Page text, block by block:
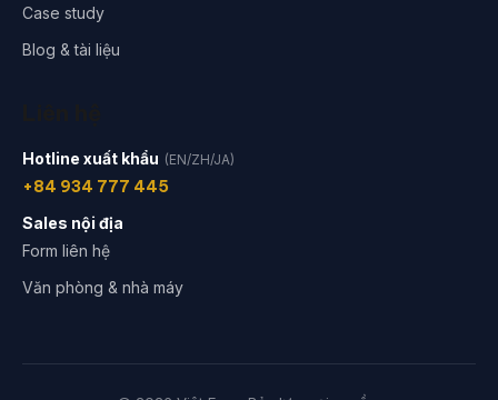
Case study
Blog & tài liệu
Hotline xuất khẩu (EN/ZH/JA)
+84 934 777 445
Sales nội địa
Form liên hệ
Văn phòng & nhà máy